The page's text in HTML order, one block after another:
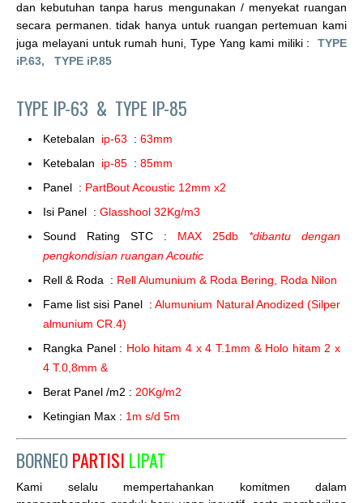
dan kebutuhan tanpa harus mengunakan / menyekat ruangan
secara permanen. tidak hanya untuk ruangan pertemuan kami
juga melayani untuk rumah huni, Type Yang kami miliki : TYPE
iP.63, TYPE iP.85
TYPE IP-63 & TYPE IP-85
Ketebalan ip-63 : 63mm
Ketebalan ip-85 : 85mm
Panel : PartBout Acoustic 12mm x2
Isi Panel : Glasshool 32Kg/m3
Sound Rating STC : MAX 25db *dibantu dengan
pengkondisian ruangan Acoutic
Rell & Roda : Rell Alumunium & Roda Bering, Roda Nilon
Fame list sisi Panel :Alumunium Natural Anodized (Silper
almunium CR.4)
Rangka Panel : Holo hitam 4 x 4 T.1mm & Holo hitam 2 x
4 T.0,8mm &
Berat Panel /m2 : 20Kg/m2
Ketingian Max : 1m s/d 5m
BORNEOPARTISI LIPAT
Kami selalu mempertahankan komitmen dalam